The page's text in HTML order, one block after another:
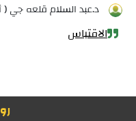
د.عبد السلام قلعه جي
الاقتباس